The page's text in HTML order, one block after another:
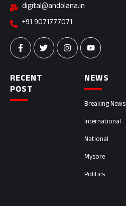
NEWS
Breaking News
International
National
Mysore
Politics
RECENT
POST
digital@andolana.in
+91 9071777071